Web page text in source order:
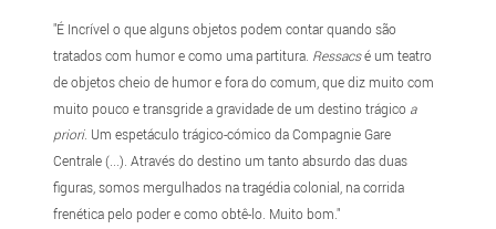
"É Incrível o que alguns objetos podem contar quando são
tratados com humor e como uma partitura. Ressacsé um teatro
de objetos cheio de humor e fora do comum, que diz muito com
muito pouco e transgride a gravidade de um destino trágico a
priori. Um espetáculo trágico-cómico da Compagnie Gare
Centrale (...). Através do destino um tanto absurdo das duas
figuras, somos mergulhados na tragédia colonial, na corrida
frenética pelo poder e como obtê-lo. Muito bom."